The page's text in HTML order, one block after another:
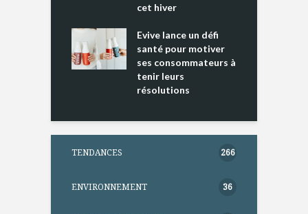
cet hiver
Evive lance un défi
santé pour motiver
ses consommateurs à
tenir leurs
résolutions
TENDANCES 266
ENVIRONNEMENT 36